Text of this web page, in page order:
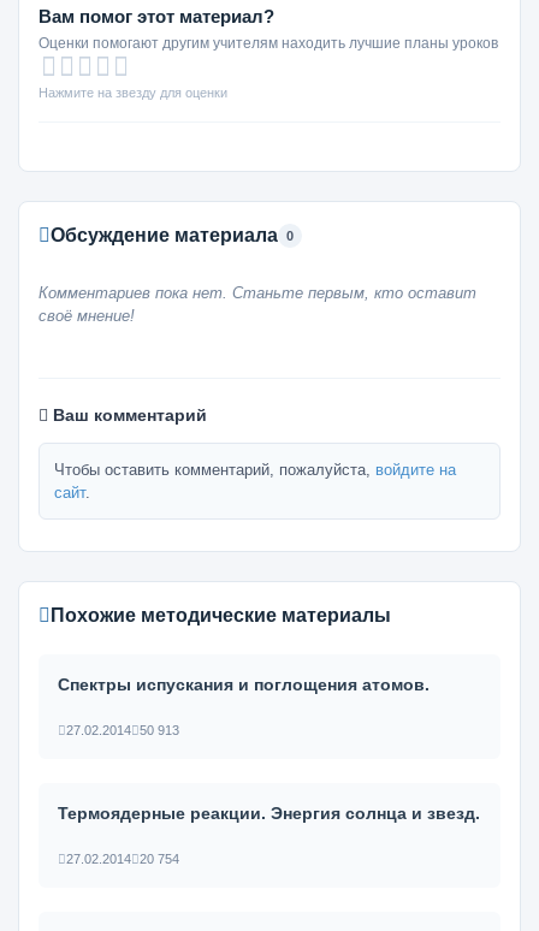
Вам помог этот материал?
Оценки помогают другим учителям находить лучшие планы уроков
Нажмите на звезду для оценки
Обсуждение материала 0
Комментариев пока нет. Станьте первым, кто оставит
своё мнение!
Ваш комментарий
Чтобы оставить комментарий, пожалуйста, войдите на
сайт.
Похожие методические материалы
Спектры испускания и поглощения атомов.
27.02.2014 50 913
Термоядерные реакции. Энергия солнца и звезд.
27.02.2014 20 754